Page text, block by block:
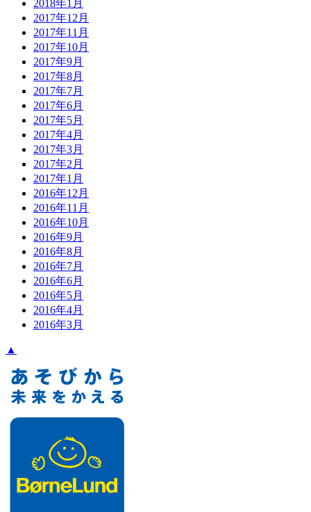
2018年1月
2017年12月
2017年11月
2017年10月
2017年9月
2017年8月
2017年7月
2017年6月
2017年5月
2017年4月
2017年3月
2017年2月
2017年1月
2016年12月
2016年11月
2016年10月
2016年9月
2016年8月
2016年7月
2016年6月
2016年5月
2016年4月
2016年3月
▲